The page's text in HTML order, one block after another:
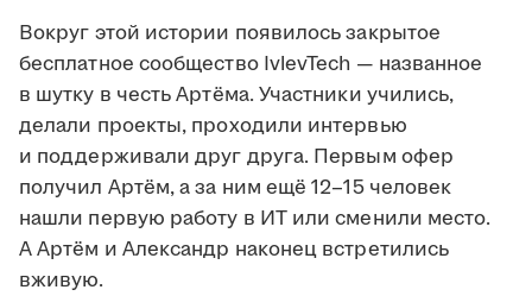
Вокруг этой истории появилось закрытое
бесплатное сообщество IvlevTech — названное
в шутку в честь Артёма. Участники учились,
делали проекты, проходили интервью
и поддерживали друг друга. Первым офер
получил Артём, а за ним ещё 12–15 человек
нашли первую работу в ИТ или сменили место.
А Артём и Александр наконец встретились
вживую.